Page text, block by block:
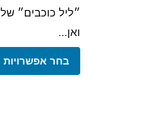
״ליל כוכבים״ של
ואן...
בחר אפשרויות